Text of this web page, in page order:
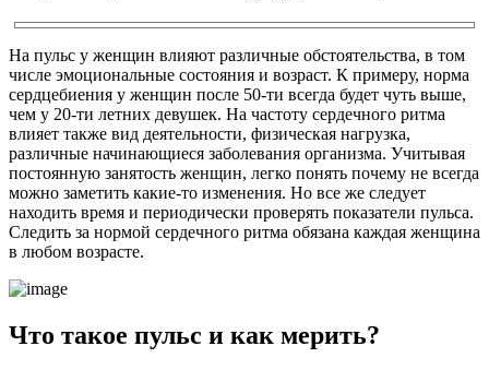
На пульс у женщин влияют различные обстоятельства, в том
числе эмоциональные состояния и возраст. К примеру, норма
сердцебиения у женщин после 50-ти всегда будет чуть выше,
чем у 20-ти летних девушек. На частоту сердечного ритма
влияет также вид деятельности, физическая нагрузка,
различные начинающиеся заболевания организма. Учитывая
постоянную занятость женщин, легко понять почему не всегда
можно заметить какие-то изменения. Но все же следует
находить время и периодически проверять показатели пульса.
Следить за нормой сердечного ритма обязана каждая женщина
в любом возрасте.
Что такое пульс и как мерить?